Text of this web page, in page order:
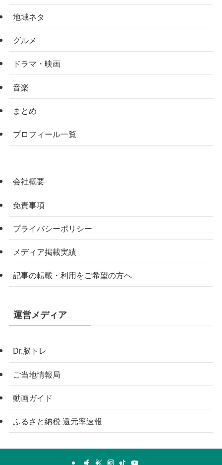
地域ネタ
グルメ
ドラマ・映画
音楽
まとめ
プロフィール一覧
会社概要
免責事項
プライバシーポリシー
メディア掲載実績
記事の転載・利用をご希望の方へ
運営メディア
Dr.脳トレ
ご当地情報局
動画ガイド
ふるさと納税 還元率速報